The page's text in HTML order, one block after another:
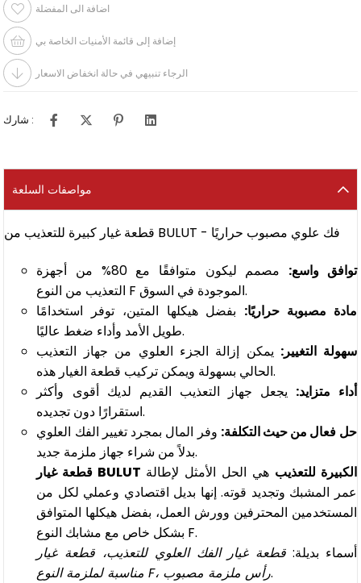
اضافة الى المفضلة
إضافة إلى قائمة الأمنيات الخاصة بي
الرجاء تنبيهي في حالة انخفاض الاسعار
شارك :
مواصفات السلعة
قطعة غيار كبيرة للتعذيب من BULUT - فك علوي مصبوب حراريًا
توافق واسع:
مصمم ليكون متوافقًا مع 80% من أجهزة
التعذيب من النوع F الموجودة في السوق.
مادة مصبوبة حراريًا: بفضل هيكلها المتين، توفر استخدامًا
طويل الأمد وأداء ضغط عاليًا.
سهولة التغيير: يمكن إزالة الجزء العلوي من جهاز التعذيب
الحالي بسهولة ويمكن تركيب قطعة الغيار هذه.
أداء متزايد: يجعل جهاز التعذيب القديم لديك أقوى وأكثر
استقرارًا دون تجديده.
حل فعال من حيث التكلفة: وفر المال بمجرد تغيير الفك العلوي
بدلاً من شراء جهاز ملزمة جديد.
قطعة غيار BULUT الكبيرة للتعذيب هي الحل الأمثل لإطالة
عمر المشبك وتجديد قوته. إنها بديل اقتصادي وعملي لكل من
المستخدمين المحترفين وورش العمل، بفضل هيكلها المتوافق
بشكل خاص مع مشابك النوع F.
أسماء بديلة: قطعة غيار الفك العلوي للتعذيب، قطعة غيار
مناسبة لملزمة النوع F، رأس ملزمة مصبوب.